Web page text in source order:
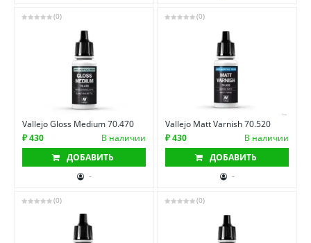
(0)
Vallejo Gloss Medium 70.470
₽ 430
В наличии
ДОБАВИТЬ
-
(0)
Vallejo Matt Varnish 70.520
₽ 430
В наличии
ДОБАВИТЬ
-
(0) (0)